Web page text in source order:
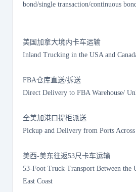
bond/single transaction/continuous
美国加拿大境内卡车运输
Inland Trucking in the USA and
FBA仓库直送/拆送
Direct Delivery to FBA Warehouse/
全美加港口提柜派送
Pickup and Delivery from Ports Across
美西-美东往返53尺卡车运输
53-Foot Truck Transport Between the
East Coast